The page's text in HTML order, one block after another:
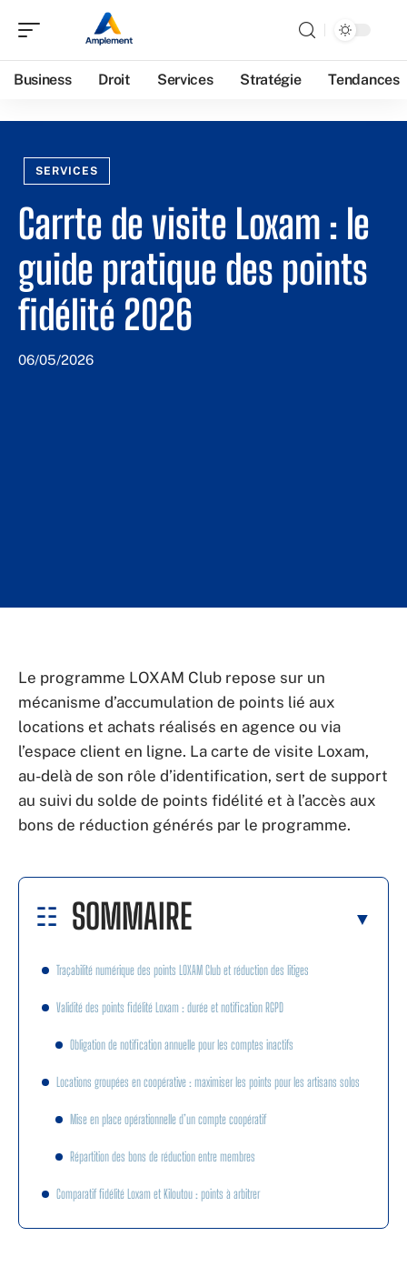
Business Droit Services Stratégie Tendances
SERVICES
Carrte de visite Loxam : le
guide pratique des points
fidélité 2026
06/05/2026
Le programme LOXAM Club repose sur un
mécanisme d’accumulation de points lié aux
locations et achats réalisés en agence ou via
l’espace client en ligne. La carte de visite Loxam,
au-delà de son rôle d’identification, sert de support
au suivi du solde de points fidélité et à l’accès aux
bons de réduction générés par le programme.
SOMMAIRE
Traçabilité numérique des points LOXAM Club et réduction des litiges
Validité des points fidélité Loxam : durée et notification RGPD
Obligation de notification annuelle pour les comptes inactifs
Locations groupées en coopérative : maximiser les points pour les artisans solos
Mise en place opérationnelle d’un compte coopératif
Répartition des bons de réduction entre membres
Comparatif fidélité Loxam et Kiloutou : points à arbitrer